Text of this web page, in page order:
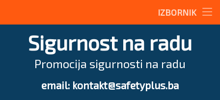
IZBORNIK
Radne upute
Magazin
Sigurnost na radu
Promocija sigurnosti na radu
email: kontakt@safetyplus.ba